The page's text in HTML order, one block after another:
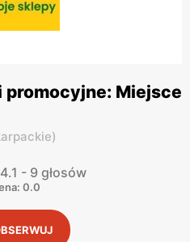
promocyjne: Miejsce
)
- 9 głosów
0.0